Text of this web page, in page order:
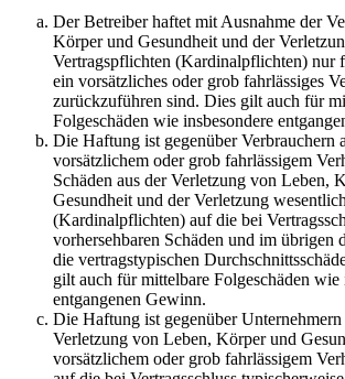
Der Betreiber haftet mit Ausnahme der
Körper und Gesundheit und der
Vertragspflichten (Kardinalpflichten) nur
ein vorsätzliches oder grob fahrlässiges
zurückzuführen sind. Dies gilt auch für
Folgeschäden wie insbesondere
Die Haftung ist gegenüber Verbrauchern
vorsätzlichem oder grob fahrlässigem
Schäden aus der Verletzung von Leben,
Gesundheit und der Verletzung
(Kardinalpflichten) auf die bei
vorhersehbaren Schäden und im übrigen
die vertragstypischen
gilt auch für mittelbare Folgeschäden wie
entgangenen Gewinn.
Die Haftung ist gegenüber Unternehmern
Verletzung von Leben, Körper und
vorsätzlichem oder grob fahrlässigem